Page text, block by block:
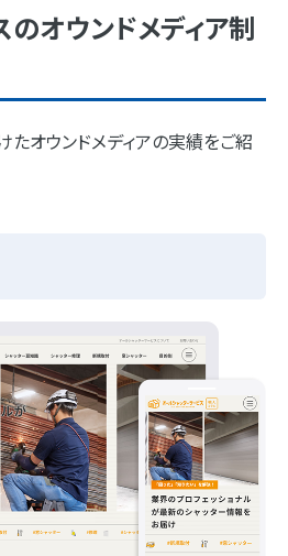
のオウンドメディア制
たオウンドメディアの実績をご紹